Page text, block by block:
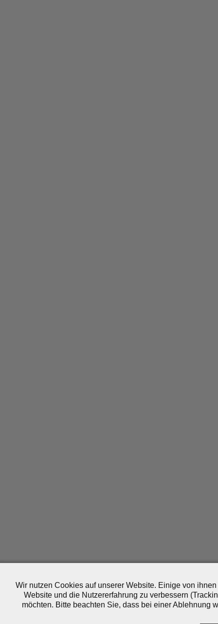
Wir nutzen Cookies auf unserer Website. Einige von
Website und die Nutzererfahrung zu verbessern
möchten. Bitte beachten Sie, dass bei einer Ablehnung